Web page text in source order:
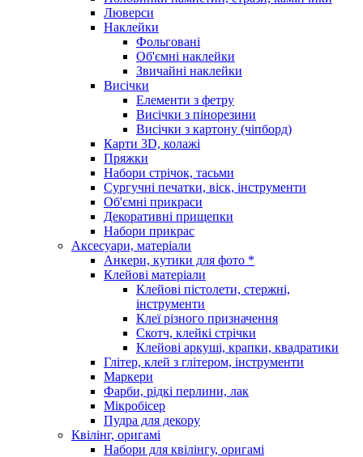
Люверси
Наклейки
Фольговані
Об'ємні наклейки
Звичайні наклейки
Висічки
Елементи з фетру
Висічки з пінорезини
Висічки з картону (чіпборд)
Карти 3D, колажі
Пряжки
Набори стрічок, тасьми
Сургучні печатки, віск, інструменти
Об'ємні прикраси
Декоративні прищепки
Набори прикрас
Аксесуари, матеріали
Анкери, кутики для фото *
Клейові матеріали
Клейові пістолети, стержні,
інструменти
Клеї різного призначення
Скотч, клейкі стрічки
Клейові аркуші, крапки, квадратики
Глітер, клей з глітером, інструменти
Маркери
Фарби, рідкі перлини, лак
Мікробісер
Пудра для декору
Квілінг, оригамі
Набори для квілінгу, оригамі